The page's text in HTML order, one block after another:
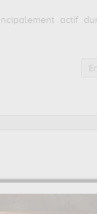
actif